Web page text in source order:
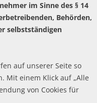
hestomed GmbH
im Sinne des § 14
Behörden,
selbstständigen
auf unserer Seite so
Mit einem Klick auf „Alle
von Cookies für